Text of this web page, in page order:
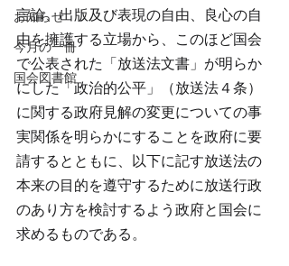
お知らせ
今月の一冊
国会図書館
言論、出版及び表現の自由、良心の自
由を擁護する立場から、このほど国会
で公表された「放送法文書」が明らか
にした「政治的公平」（放送法４条）
に関する政府見解の変更についての事
実関係を明らかにすることを政府に要
請するとともに、以下に記す放送法の
本来の目的を遵守するために放送行政
のあり方を検討するよう政府と国会に
求めるものである。